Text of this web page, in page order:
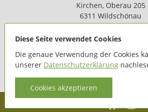
Kirchen, Oberau 205
6311 Wildschönau
powered by
Diese Seite verwendet Cookies
Die genaue Verwendung der Cookies
unserer Datenschutzerklärung
Cookies akzeptieren